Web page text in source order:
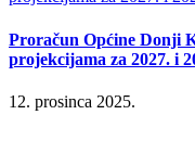
Proračun Općine Donji
projekcijama za 2027. i
12. prosinca 2025.